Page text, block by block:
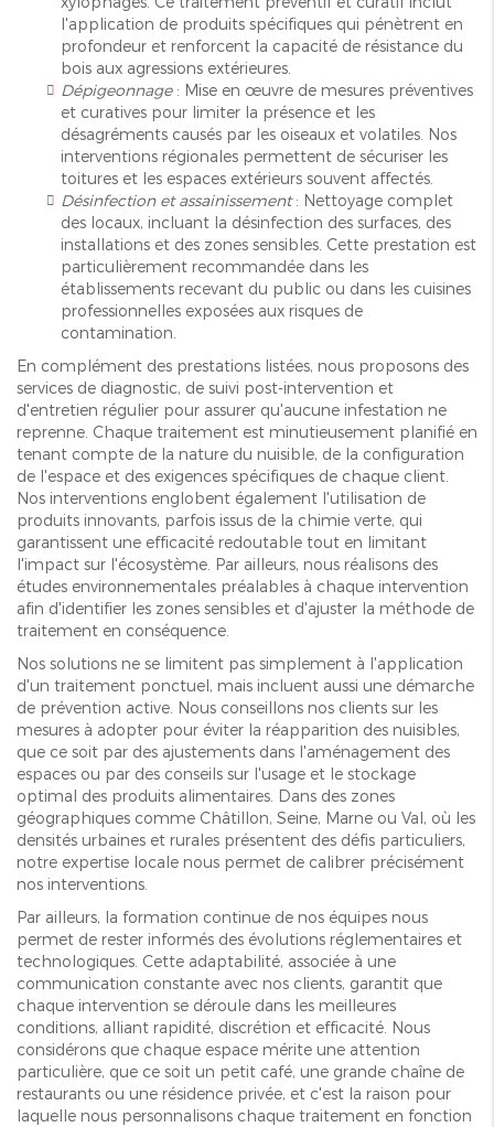
l'application de produits spécifiques qui pénètrent en
profondeur et renforcent la capacité de résistance du
bois aux agressions extérieures.
Dépigeonnage: Mise en œuvre de mesures préventives
et curatives pour limiter la présence et les
désagréments causés par les oiseaux et volatiles. Nos
interventions régionales permettent de sécuriser les
toitures et les espaces extérieurs souvent affectés.
Désinfection et assainissement: Nettoyage complet
des locaux, incluant la désinfection des surfaces, des
installations et des zones sensibles. Cette prestation est
particulièrement recommandée dans les
établissements recevant du public ou dans les cuisines
professionnelles exposées aux risques de
contamination.
En complément des prestations listées, nous proposons des
services de diagnostic, de suivi post-intervention et
d'entretien régulier pour assurer qu'aucune infestation ne
reprenne. Chaque traitement est minutieusement planifié en
tenant compte de la nature du nuisible, de la configuration
de l'espace et des exigences spécifiques de chaque client.
Nos interventions englobent également l'utilisation de
produits innovants, parfois issus de la chimie verte, qui
garantissent une efficacité redoutable tout en limitant
l'impact sur l'écosystème. Par ailleurs, nous réalisons des
études environnementales préalables à chaque intervention
afin d'identifier les zones sensibles et d'ajuster la méthode de
traitement en conséquence.
Nos solutions ne se limitent pas simplement à l'application
d'un traitement ponctuel, mais incluent aussi une démarche
de prévention active. Nous conseillons nos clients sur les
mesures à adopter pour éviter la réapparition des nuisibles,
que ce soit par des ajustements dans l'aménagement des
espaces ou par des conseils sur l'usage et le stockage
optimal des produits alimentaires. Dans des zones
géographiques comme Châtillon, Seine, Marne ou Val, où les
densités urbaines et rurales présentent des défis particuliers,
notre expertise locale nous permet de calibrer précisément
nos interventions.
Par ailleurs, la formation continue de nos équipes nous
permet de rester informés des évolutions réglementaires et
technologiques. Cette adaptabilité, associée à une
communication constante avec nos clients, garantit que
chaque intervention se déroule dans les meilleures
conditions, alliant rapidité, discrétion et efficacité. Nous
considérons que chaque espace mérite une attention
particulière, que ce soit un petit café, une grande chaîne de
restaurants ou une résidence privée, et c'est la raison pour
laquelle nous personnalisons chaque traitement en fonction